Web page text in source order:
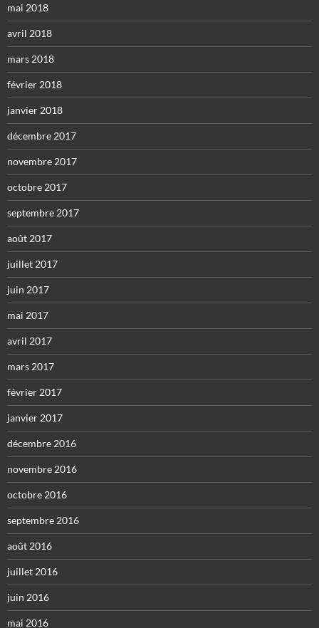
mai 2018
avril 2018
mars 2018
février 2018
janvier 2018
décembre 2017
novembre 2017
octobre 2017
septembre 2017
août 2017
juillet 2017
juin 2017
mai 2017
avril 2017
mars 2017
février 2017
janvier 2017
décembre 2016
novembre 2016
octobre 2016
septembre 2016
août 2016
juillet 2016
juin 2016
mai 2016